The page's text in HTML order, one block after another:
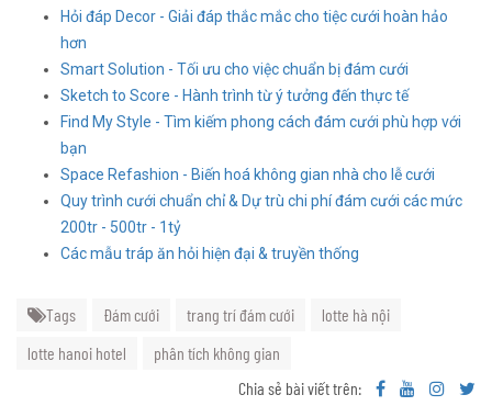
Hỏi đáp Decor - Giải đáp thắc mắc cho tiệc cưới hoàn hảo
hơn
Smart Solution - Tối ưu cho việc chuẩn bị đám cưới
Sketch to Score - Hành trình từ ý tưởng đến thực tế
Find My Style - Tìm kiếm phong cách đám cưới phù hợp với
bạn
Space Refashion - Biến hoá không gian nhà cho lễ cưới
Quy trình cưới chuẩn chỉ & Dự trù chi phí đám cưới các mức
200tr - 500tr - 1tỷ
Các mẫu tráp ăn hỏi hiện đại & truyền thống
Tags Đám cưới trang trí đám cưới
lotte hà nội
lotte hanoi hotel
phân tích không gian
Chia sẻ bài viết trên: